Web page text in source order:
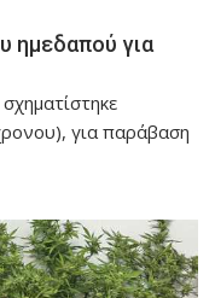
ημεδαπού για
για παράβαση